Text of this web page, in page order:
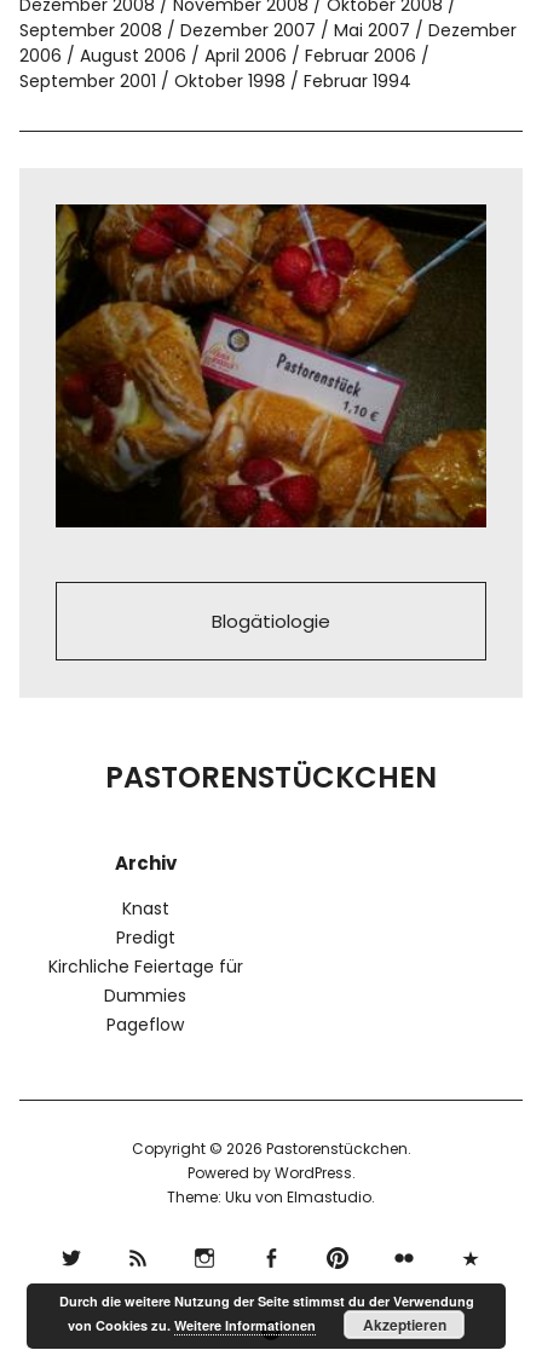
Dezember 2008
November 2008
Oktober 2008
September 2008
Dezember 2007 Mai 2007
Dezember
2006
August 2006 April 2006
Februar 2006
September 2001
Oktober 1998 Februar 1994
Blogätiologie
PASTORENSTÜCKCHEN
Archiv
Knast
Predigt
Kirchliche Feiertage für
Dummies
Pageflow
Copyright © 2026 Pastorenstückchen
Powered byWordPress
Theme: Uku von Elmastudio
Twitter RSS InstagramFacebookpinterestflickr 500px
Durch die weitere Nutzung der Seite stimmst du der Verwendung
von Cookies zu.Weitere Informationen Akzeptieren